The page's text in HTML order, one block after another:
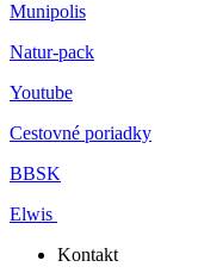
Munipolis
Natur-pack
Youtube
Cestovné poriadky
BBSK
Elwis
Kontakt